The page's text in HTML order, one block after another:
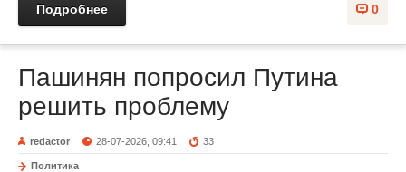
0
Подробнее
Пашинян попросил Путина
решить проблему
redactor 28-07-2026, 09:41 33
Политика